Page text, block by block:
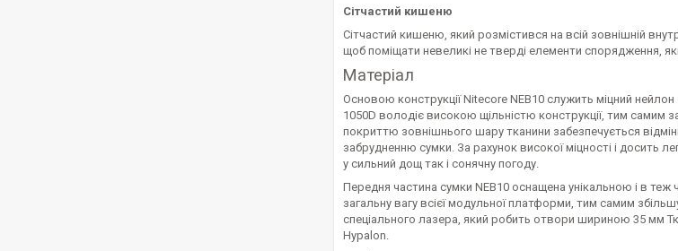
Сітчастий кишеню
Сітчастий кишеню, який розмістився на всій зовнішній
щоб поміщати невеликі не тверді елементи спорядження,
Матеріал
Основою конструкції Nitecore NEB10 служить міцний
1050D володіє високою щільністю конструкції, тим самим
покриттю зовнішнього шару тканини забезпечується
забрудненню сумки. За рахунок високої міцності і досить
у сильний дощ так і сонячну погоду.
Передня частина сумки NEB10 оснащена унікальною і в
загальну вагу всієї модульної платформи, тим самим
спеціального лазера, який робить отвори шириною 35 мм
Hypalon.